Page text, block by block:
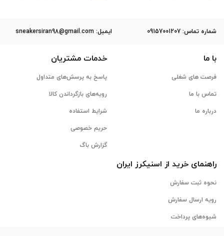
ﺷﻤﺎره ﺗﻤﺎس: 09157001207 ایمیل: sneakersiran98@gmail.com
با ما
فرصت های شغلی
تماس با ما
درباره ما
خدمات مشتریان
پاسخ به پرسش‌های متداول
رویه‌های بازگرداندن کالا
شرایط استفاده
حریم خصوصی
گزارش باگ
راهنمای خرید از اسنیکرز ایران
نحوه ثبت سفارش
رویه ارسال سفارش
شیوه‌های پرداخت